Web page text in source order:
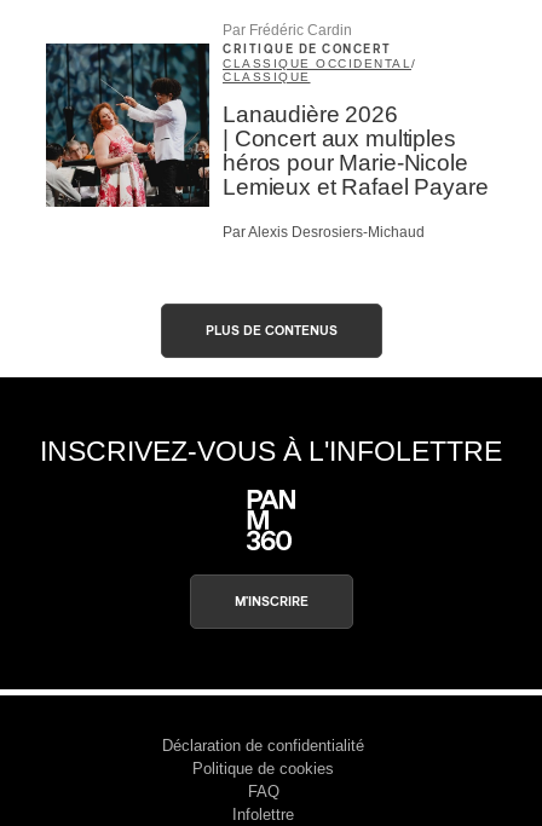
Par Frédéric Cardin
CRITIQUE DE CONCERT
CLASSIQUE OCCIDENTAL /
CLASSIQUE
Lanaudière 2026
| Concert aux multiples
héros pour Marie-Nicole
Lemieux et Rafael Payare
Par Alexis Desrosiers-Michaud
PLUS DE CONTENUS
INSCRIVEZ-VOUS À L'INFOLETTRE
M'INSCRIRE
Déclaration de confidentialité
Politique de cookies
FAQ
Infolettre